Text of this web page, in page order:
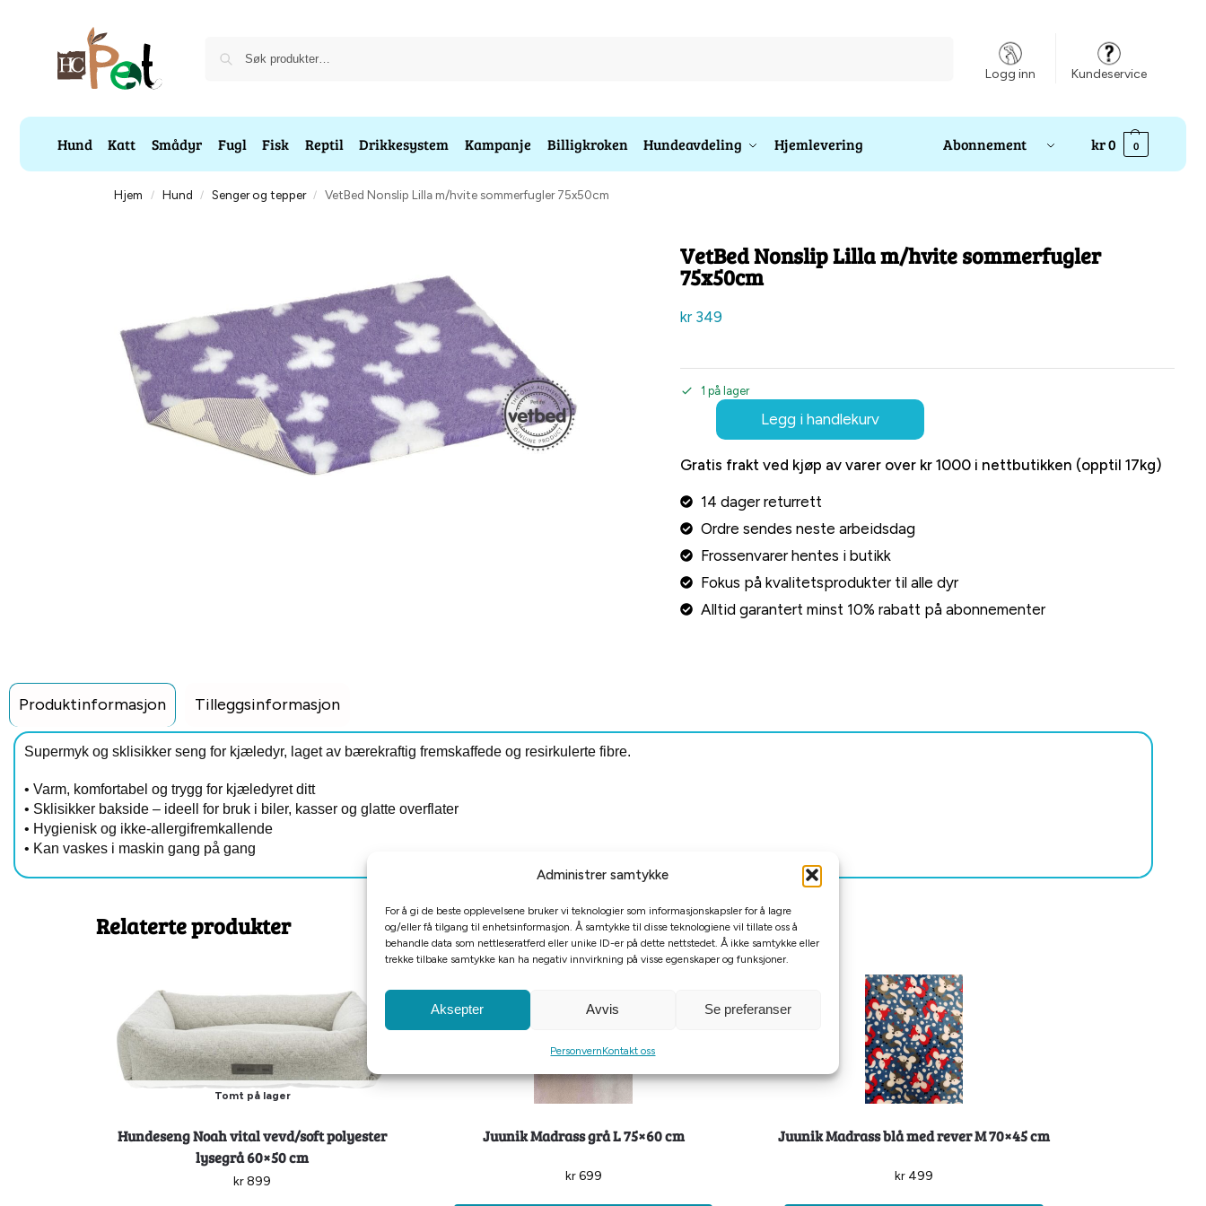
Administrer samtykke
For å gi de beste opplevelsene bruker vi teknologier som informasjonskapsler for å lagre
og/eller få tilgang til enhetsinformasjon. Å samtykke til disse teknologiene vil tillate oss å
behandle data som nettleseratferd eller unike ID-er på dette nettstedet. Å ikke samtykke eller
trekke tilbake samtykke kan ha negativ innvirkning på visse egenskaper og funksjoner.
Aksepter Avvis Se preferanser
PersonvernKontakt oss
Logg inn Kundeservice
Hund Katt Smådyr Fugl Fisk Reptil Drikkesystem Kampanje Billigkroken Hundeavdeling Hjemlevering Abonnement kr0 0
Hjem / Hund / Senger og tepper / VetBed Nonslip Lilla m/hvite sommerfugler 75x50cm
VetBed Nonslip Lilla m/hvite sommerfugler
75x50cm
kr349
1 på lager
Legg i handlekurv
Gratis frakt ved kjøp av varer over kr 1000 i nettbutikken (opptil 17kg)
14 dager returrett
Ordre sendes neste arbeidsdag
Frossenvarer hentes i butikk
Fokus på kvalitetsprodukter til alle dyr
Alltid garantert minst 10% rabatt på abonnementer
Produktinformasjon Tilleggsinformasjon
Supermyk og sklisikker seng for kjæledyr, laget av bærekraftig fremskaffede og resirkulerte fibre.
• Varm, komfortabel og trygg for kjæledyret ditt
• Sklisikker bakside – ideell for bruk i biler, kasser og glatte overflater
• Hygienisk og ikke-allergifremkallende
• Kan vaskes i maskin gang på gang
Relaterte produkter
Tomt på lager
Hundeseng Noah vital vevd/soft polyester
lysegrå 60×50 cm
kr899
Juunik Madrass grå L 75×60 cm
kr699
Juunik Madrass blå med rever M 70×45 cm
kr 499